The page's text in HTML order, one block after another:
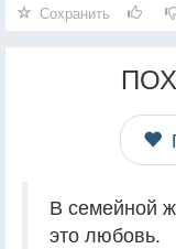
Сохранить
В семейной
это любовь.